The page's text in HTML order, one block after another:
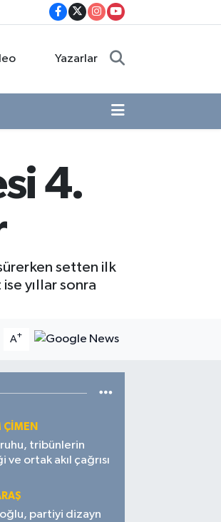
Yazarlar
4.
setten ilk
yıllar sonra
A+
ÇIMEN
ruhu, tribünlerin
ve ortak akıl çağrısı
partiyi dizayn